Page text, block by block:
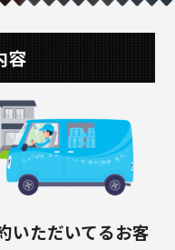
容
いただいてるお客